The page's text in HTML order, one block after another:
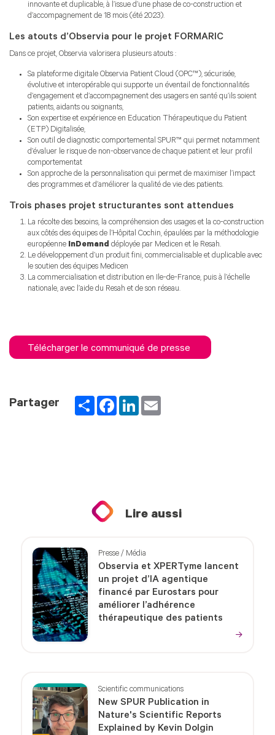
innovante et duplicable, à l’issue d’une phase de co-construction et
d’accompagnement de 18 mois (été 2023).
Les atouts d’Observia pour le projet FORMARIC
Dans ce projet, Observia valorisera plusieurs atouts :
Sa plateforme digitale Observia Patient Cloud (OPC™), sécurisée,
évolutive et interopérable qui supporte un éventail de fonctionnalités
d’engagement et d’accompagnement des usagers en santé qu’ils soient
patients, aidants ou soignants,
Son expertise et expérience en Education Thérapeutique du Patient
(ETP) Digitalisée,
Son outil de diagnostic comportemental SPUR™ qui permet notamment
d’évaluer le risque de non-observance de chaque patient et leur profil
comportementat
Son approche de la personnalisation qui permet de maximiser l’impact
des programmes et d’améliorer la qualité de vie des patients.
Trois phases projet structurantes sont attendues
La récolte des besoins, la compréhension des usages et la co-construction
aux côtés des équipes de l’Hôpital Cochin, épaulées par la méthodologie
européenne InDemand déployée par Medicen et le Resah.
Le développement d’un produit fini, commercialisable et duplicable avec
le soutien des équipes Medicen
La commercialisation et distribution en Ile-de-France, puis à l’échelle
nationale, avec l’aide du Resah et de son réseau.
Télécharger le communiqué de presse
Partager PartagerFacebookLinkedInEmail
Lire aussi
Presse / Média
Observia et XPERTyme lancent
un projet d’IA agentique
financé par Eurostars pour
améliorer l’adhérence
thérapeutique des patients
Scientific communications
New SPUR Publication in
Nature's Scientific Reports
Explained by Kevin Dolgin